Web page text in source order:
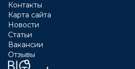
Контакты
Карта сайта
Новости
Статьи
Вакансии
Отзывы